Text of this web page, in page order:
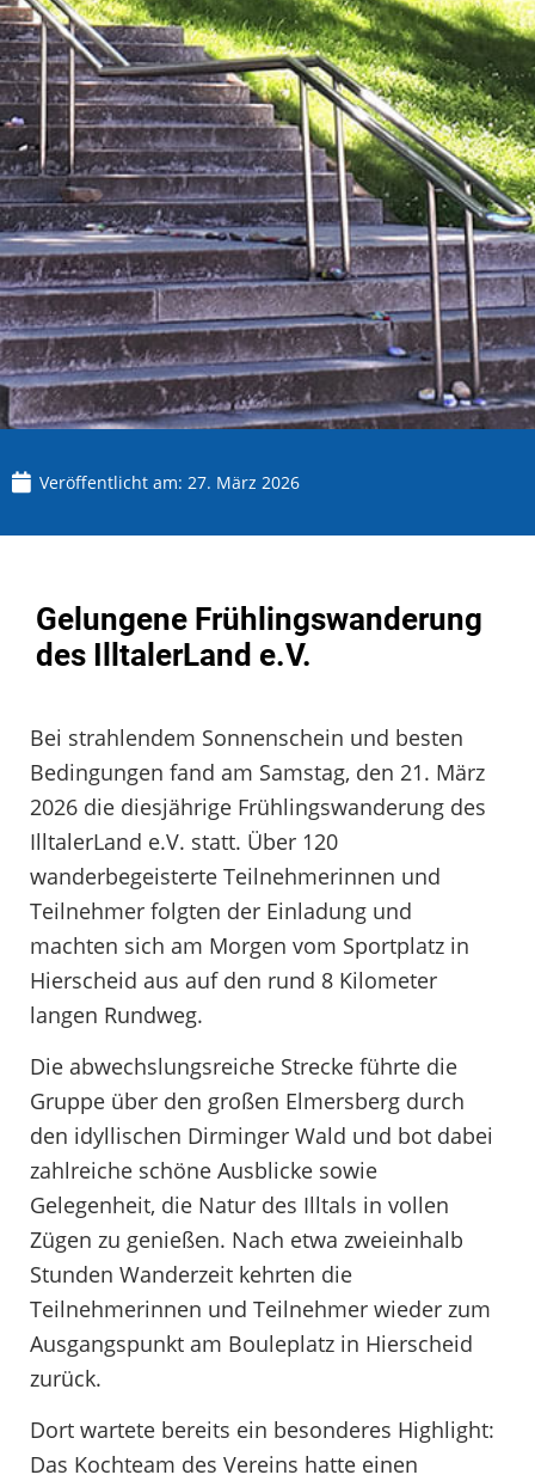
Veröffentlicht am: 27. März 2026
Gelungene Frühlingswanderung
des IlltalerLand e.V.
Bei strahlendem Sonnenschein und besten
Bedingungen fand am Samstag, den 21. März
2026 die diesjährige Frühlingswanderung des
IlltalerLand e.V. statt. Über 120
wanderbegeisterte Teilnehmerinnen und
Teilnehmer folgten der Einladung und
machten sich am Morgen vom Sportplatz in
Hierscheid aus auf den rund 8 Kilometer
langen Rundweg.
Die abwechslungsreiche Strecke führte die
Gruppe über den großen Elmersberg durch
den idyllischen Dirminger Wald und bot dabei
zahlreiche schöne Ausblicke sowie
Gelegenheit, die Natur des Illtals in vollen
Zügen zu genießen. Nach etwa zweieinhalb
Stunden Wanderzeit kehrten die
Teilnehmerinnen und Teilnehmer wieder zum
Ausgangspunkt am Bouleplatz in Hierscheid
zurück.
Dort wartete bereits ein besonderes Highlight:
Das Kochteam des Vereins hatte einen